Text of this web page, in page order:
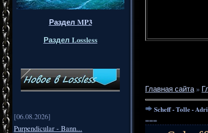
Раздел MP3
Раздел Lossless
[06.08.2026]
Purpendicular - Bann...
Главная сайта»
Scheff - Tolle -
===